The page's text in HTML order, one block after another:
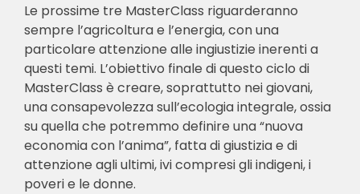
Le prossime tre MasterClass riguarderanno
sempre l’agricoltura e l’energia, con una
particolare attenzione alle ingiustizie inerenti a
questi temi. L’obiettivo finale di questo ciclo di
MasterClass è creare, soprattutto nei giovani,
una consapevolezza sull’ecologia integrale, ossia
su quella che potremmo definire una “nuova
economia con l’anima”, fatta di giustizia e di
attenzione agli ultimi, ivi compresi gli indigeni, i
poveri e le donne.